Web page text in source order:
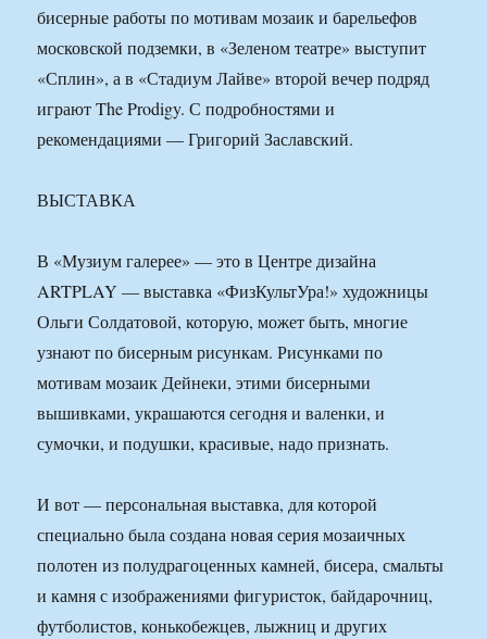
бисерные работы по мотивам мозаик и барельефов
московской подземки, в «Зеленом театре» выступит
«Сплин», а в «Стадиум Лайве» второй вечер подряд
играют The Prodigy. С подробностями и
рекомендациями — Григорий Заславский.
ВЫСТАВКА
В «Музиум галерее» — это в Центре дизайна
ARTPLAY — выставка «ФизКультУра!» художницы
Ольги Солдатовой, которую, может быть, многие
узнают по бисерным рисункам. Рисунками по
мотивам мозаик Дейнеки, этими бисерными
вышивками, украшаются сегодня и валенки, и
сумочки, и подушки, красивые, надо признать.
И вот — персональная выставка, для которой
специально была создана новая серия мозаичных
полотен из полудрагоценных камней, бисера, смальты
и камня с изображениями фигуристок, байдарочниц,
футболистов, конькобежцев, лыжниц и других